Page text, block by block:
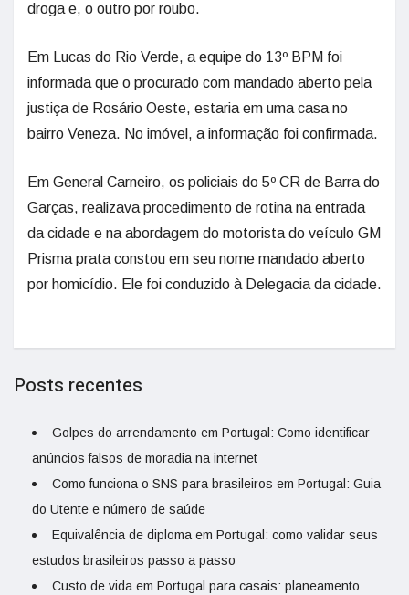
droga e, o outro por roubo.
Em Lucas do Rio Verde, a equipe do 13º BPM foi
informada que o procurado com mandado aberto pela
justiça de Rosário Oeste, estaria em uma casa no
bairro Veneza. No imóvel, a informação foi confirmada.
Em General Carneiro, os policiais do 5º CR de Barra do
Garças, realizava procedimento de rotina na entrada
da cidade e na abordagem do motorista do veículo GM
Prisma prata constou em seu nome mandado aberto
por homicídio. Ele foi conduzido à Delegacia da cidade.
Posts recentes
Golpes do arrendamento em Portugal: Como identificar
anúncios falsos de moradia na internet
Como funciona o SNS para brasileiros em Portugal: Guia
do Utente e número de saúde
Equivalência de diploma em Portugal: como validar seus
estudos brasileiros passo a passo
Custo de vida em Portugal para casais: planeamento